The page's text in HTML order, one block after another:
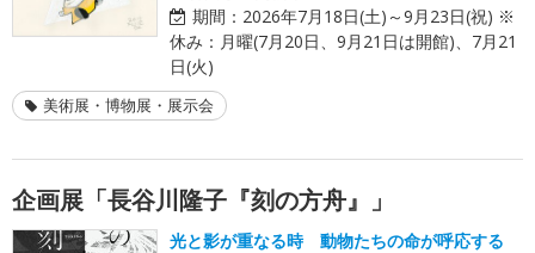
期間： 2026年7月18日(土)～9月23日(祝) ※
休み：月曜(7月20日、9月21日は開館)、7月21
日(火)
美術展・博物展・展示会
企画展「長谷川隆子『刻の方舟』」
光と影が重なる時 動物たちの命が呼応する